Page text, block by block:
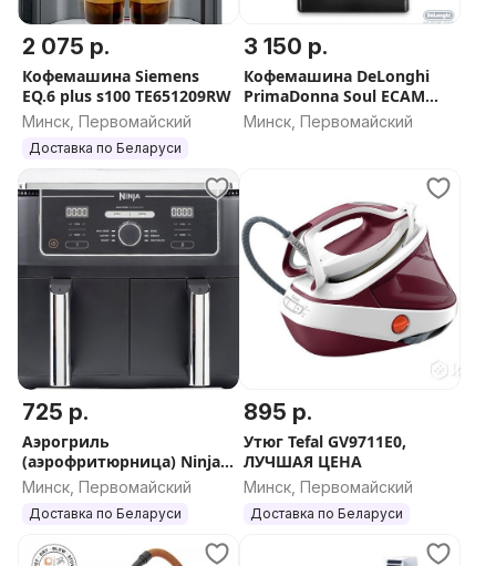
2 075 р.
Кофемашина Siemens
EQ.6 plus s100 TE651209RW
Минск, Первомайский
Доставка по Беларуси
3 150 р.
Кофемашина DeLonghi
PrimaDonna Soul ECAM
610.74. MB
Минск, Первомайский
725 р.
Аэрогриль
(аэрофритюрница) Ninja
AF400EU
Минск, Первомайский
Доставка по Беларуси
895 р.
Утюг Tefal GV9711E0,
ЛУЧШАЯ ЦЕНА
Минск, Первомайский
Доставка по Беларуси